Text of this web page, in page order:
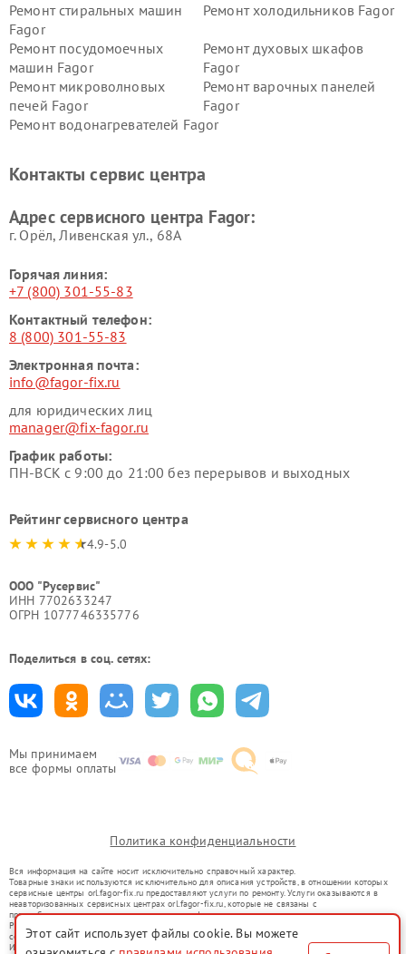
Мы принимаем
все формы оплаты
Ремонт стиральных машин
Fagor
Ремонт холодильников Fagor
Ремонт посудомоечных
машин Fagor
Ремонт духовых шкафов
Fagor
Ремонт микроволновых
печей Fagor
Ремонт варочных панелей
Fagor
Ремонт водонагревателей Fagor
Контакты сервис центра
Адрес сервисного центра Fagor:
г. Орёл, Ливенская ул., 68А
Горячая линия:
+7 (800) 301-55-83
Контактный телефон:
8 (800) 301-55-83
Электронная почта:
info@fagor-fix.ru
для юридических лиц
manager@fix-fagor.ru
График работы:
ПН-ВСК с 9:00 до 21:00 без перерывов и выходных
Рейтинг сервисного центра
4.9-5.0
ООО "Русервис"
ИНН 7702633247
ОГРН 1077746335776
Поделиться в соц. сетях:
Политика конфиденциальности
Вся информация на сайте носит исключительно справочный характер.
Товарные знаки используются исключительно для описания устройств, в отношении которых
сервисные центры orl.fagor-fix.ru предоставляют услуги по ремонту. Услуги оказываются в
неавторизованных сервисных центрах orl.fagor-fix.ru, которые не связаны с
правообладателями товарных знаков или их официальными представителями.
Ремонт осуществляется для устройств, уже введенных в гражданский оборот в соответствии
со статьей 1487 ГК РФ.
Использование товарных знаков не преследует цели индивидуализации услуг или введения
Этот сайт использует файлы cookie. Вы можете